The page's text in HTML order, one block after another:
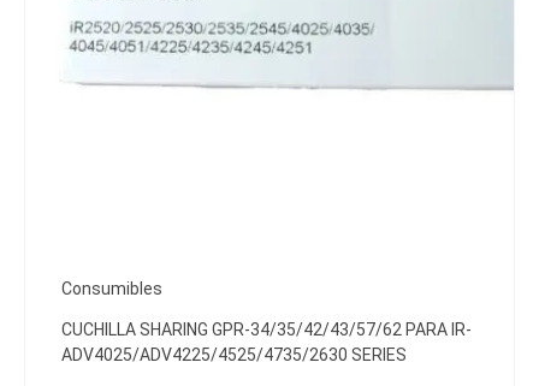
Consumibles
CUCHILLA SHARING GPR-34/35/42/43/57/62 PARA IR-
ADV4025/ADV4225/4525/4735/2630 SERIES